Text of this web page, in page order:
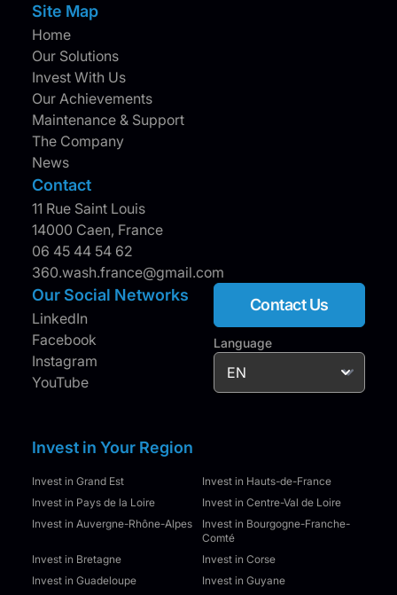
Site Map
Home
Our Solutions
Invest With Us
Our Achievements
Maintenance & Support
The Company
News
Contact
11 Rue Saint Louis
14000 Caen, France
06 45 44 54 62
360.wash.france@gmail.com
Our Social Networks
LinkedIn
Facebook
Instagram
YouTube
Contact Us
Language
Invest in Your Region
Invest in Grand Est
Invest in Hauts-de-France
Invest in Pays de la Loire
Invest in Centre-Val de Loire
Invest in Auvergne-Rhône-Alpes
Invest in Bourgogne-Franche-
Comté
Invest in Bretagne
Invest in Corse
Invest in Guadeloupe
Invest in Guyane